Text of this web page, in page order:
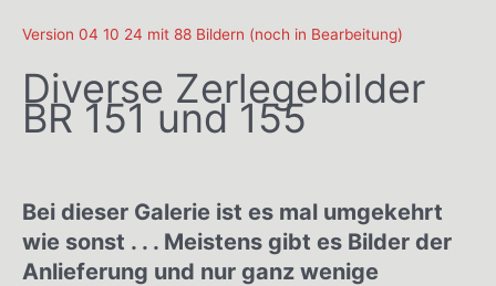
Version 04 10 24 mit 88 Bildern (noch in Bearbeitung)
Diverse Zerlegebilder
BR 151 und 155
Bei dieser Galerie ist es mal umgekehrt
wie sonst . . . Meistens gibt es Bilder der
Anlieferung und nur ganz wenige